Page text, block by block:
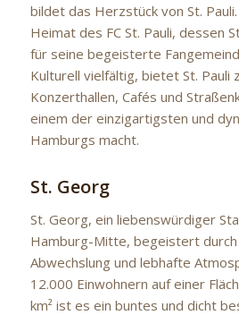
bildet das Herzstück von St.
Heimat des FC St. Pauli, dessen
für seine begeisterte
Kulturell vielfältig, bietet St. Pauli
Konzerthallen, Cafés und
einem der einzigartigsten und
Hamburgs macht.
St. Georg
St. Georg, ein liebenswürdiger
Hamburg-Mitte, begeistert durch
Abwechslung und lebhafte
12.000 Einwohnern auf einer
km² ist es ein buntes und dicht